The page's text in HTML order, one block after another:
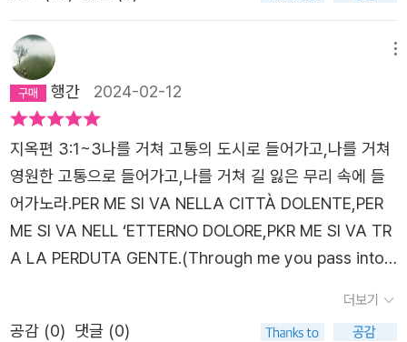
의 경우 더 했다. 그럼 왜 신곡을 이제서야 읽게 되었을까. 아
마 알라딘에서 같이 읽어봅시다 분위기가 아니었다면 더 늦
어졌을지도 모르겠다. 시의 형태로 쓰여져 있어 오히려 읽기
에 어렵지 않고 문장이 아름답기조차 하다. 신곡 읽기에 넘
어야 할 진짜 벽이라면 바로 역사적인 배경 상식이었다. 이
탈리아라는 남의 나라의 정치, 역사, 문화에 대한 배경 지식
을 웬만큼 갖고 있지 않은 한 아마도 신곡의 본문 보다는 주
석 읽는데 더 시간을 들였을 독자가 나 뿐 만은 아니었을 것
황의 이름들, 이탈리아가 이탈리아 라는 하나의 나라로 통일
되기 전 수십개 나라로 존재하던 시절부터의 역사와 정치,
행간 2024-02-12
지옥편 3:1~3나를 거쳐 고통의 도시로 들어가고,나를 거쳐
영원한 고통으로 들어가고,나를 거쳐 길 잃은 무리 속에 들
어가노라.PER ME SI VA NELLA CITTÀ DOLENTE,PER
ME SI VA NELL ‘ETTERNO DOLORE,PKR ME SI VA TR
A LA PERDUTA GENTE.(Through me you pass into t
in:Through me among the people lost for aye.)
더보기
공감 (0) 댓글 (0)